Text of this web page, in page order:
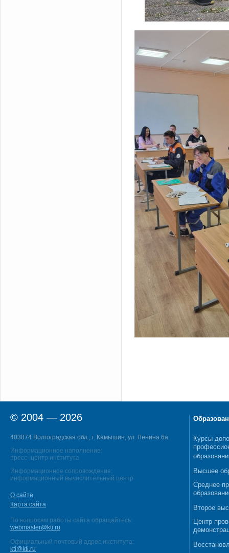
© 2004 — 2026
403874 Волгоградская обл., г. Камышин, ул. Ленина 6а
Информационное наполнение:
пресс–центр института
Информационное сопровождение:
информационный вычислительный центр
О сайте
Карта сайта
По вопросам работы сайта обращайтесь:
webmaster@kti.ru
Официальный почтовый адрес института:
kti@kti.ru
Курсы
Высшее
Среднее
Второе
Центр